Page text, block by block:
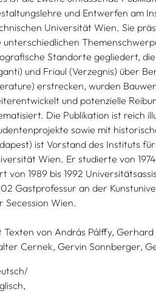
und Entwerfen am
Universität Wien. Sie
unterschiedlichen
Standorte gegliedert,
und Friaul (Verzegnis) über
erstrecken, wurden
und potenzielle
Die Publikation ist reich
sowie mit
ist Vorstand des Instituts
Wien. Er studierte von
von 1989 bis 1992
Gastprofessur an der
Secession Wien.
Texten von András Pálffy, Gerhard
Cernek, Gervin Sonnberger,